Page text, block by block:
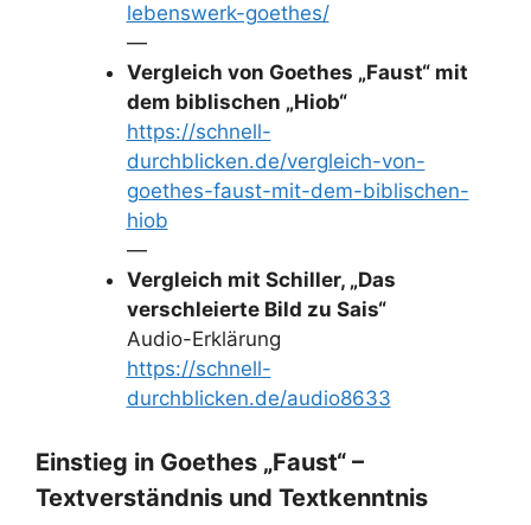
lebenswerk-goethes/
—
Vergleich von Goethes „Faust“ mit
dem biblischen „Hiob“
https://schnell-
durchblicken.de/vergleich-von-
goethes-faust-mit-dem-biblischen-
hiob
—
Vergleich mit Schiller, „Das
verschleierte Bild zu Sais“
Audio-Erklärung
https://schnell-
durchblicken.de/audio8633
Einstieg in Goethes „Faust“ –
Textverständnis und Textkenntnis